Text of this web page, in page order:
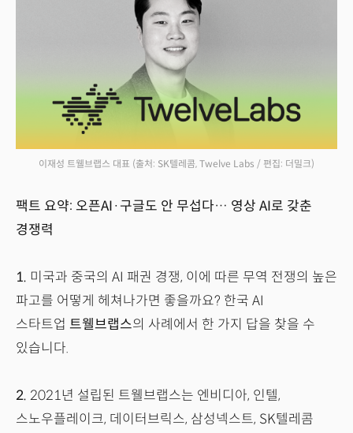
이재성 트웰브랩스 대표 (출처: SK텔레콤, Twelve Labs / 편집: 더밀크)
팩트 요약: 오픈AI·구글도 안 무섭다… 영상 AI로 갖춘
경쟁력
1. 미국과 중국의 AI 패권 경쟁, 이에 따른 무역 전쟁의 높은
파고를 어떻게 헤쳐나가면 좋을까요? 한국 AI
스타트업 트웰브랩스의 사례에서 한 가지 답을 찾을 수
있습니다.
2. 2021년 설립된 트웰브랩스는 엔비디아, 인텔,
스노우플레이크, 데이터브릭스, 삼성넥스트, SK텔레콤